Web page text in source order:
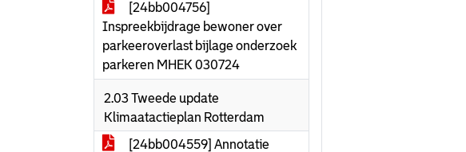
[24bb004756]
Inspreekbijdrage bewoner over
parkeeroverlast bijlage onderzoek
parkeren MHEK 030724
2.03 Tweede update
Klimaatactieplan Rotterdam
[24bb004559] Annotatie